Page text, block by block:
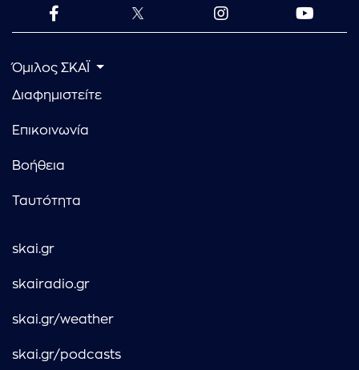
Όμιλος ΣΚΑΪ
Διαφημιστείτε
Επικοινωνία
Βοήθεια
Ταυτότητα
skai.gr
skairadio.gr
skai.gr/weather
skai.gr/podcasts